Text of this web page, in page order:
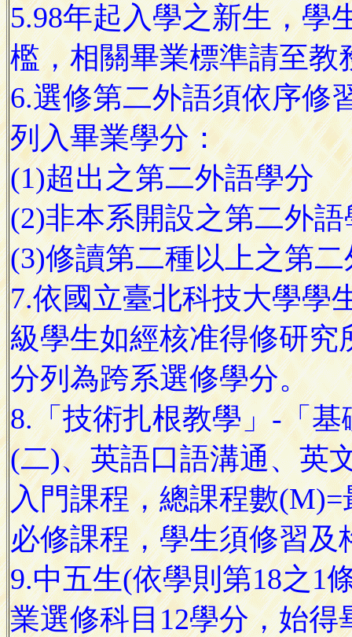
5.98年起入學之新生，學
檻，相關畢業標準請至教
6.選修第二外語須依序修
列入畢業學分：
(1)超出之第二外語學分
(2)非本系開設之第二外語
(3)修讀第二種以上之第
7.依國立臺北科技大學學
級學生如經核准得修研
分列為跨系選修學分。
8.「技術扎根教學」-「
(二)、英語口語溝通、英
入門課程，總課程數
必修課程，學生須修習及
9.中五生(依學則第18之1
業選修科目12學分，始得